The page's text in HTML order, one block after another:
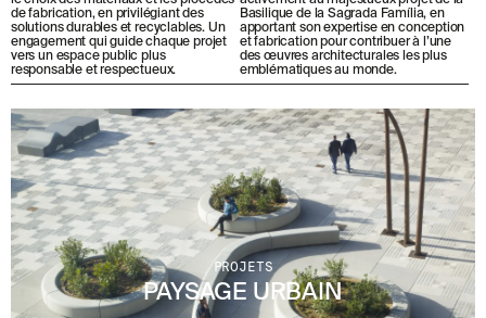
de fabrication, en privilégiant des
solutions durables et recyclables. Un
engagement qui guide chaque projet
vers un espace public plus
responsable et respectueux.
Basilique de la Sagrada Família, en
apportant son expertise en conception
et fabrication pour contribuer à l’une
des œuvres architecturales les plus
emblématiques au monde.
PROJETS
PAYSAGE URBAIN